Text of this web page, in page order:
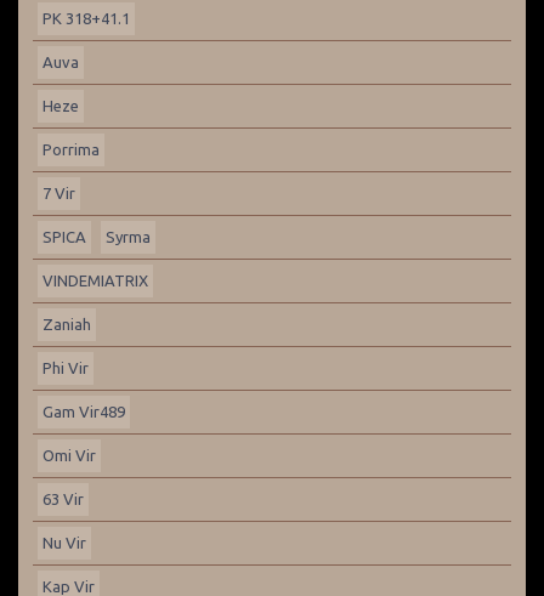
PK 318+41.1
Auva
Heze
Porrima
7 Vir
SPICA Syrma
VINDEMIATRIX
Zaniah
Phi Vir
Gam Vir489
Omi Vir
63 Vir
Nu Vir
Kap Vir